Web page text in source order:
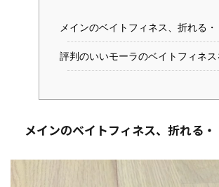
メインのベイトフィネス、折れる・
評判のいいモーラのベイトフィネス
メインのベイトフィネス、折れる・